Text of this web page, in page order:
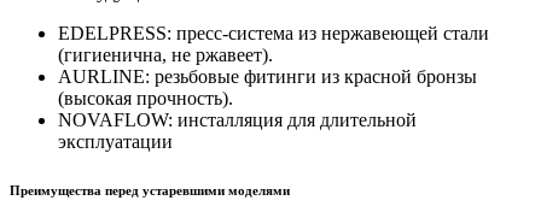
EDELPRESS: пресс-система из нержавеющей стали
(гигиенична, не ржавеет).
AURLINE: резьбовые фитинги из красной бронзы
(высокая прочность).
NOVAFLOW: инсталляция для длительной
эксплуатации
Преимущества перед устаревшими моделями